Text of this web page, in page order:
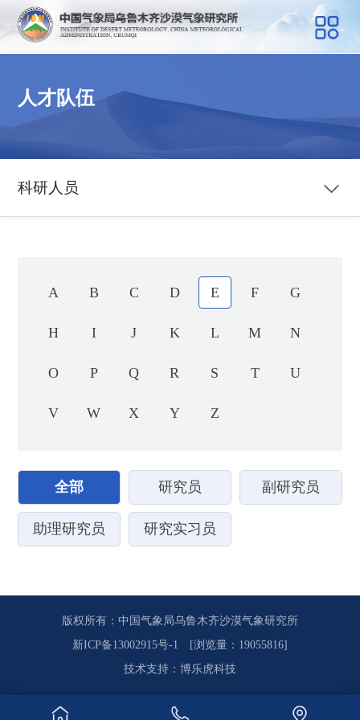
人才队伍
科研人员
A B C D E F G
H I J K L M N
O P Q R S T U
V W X Y Z
全部 研究员 副研究员
助理研究员 研究实习员
版权所有：中国气象局乌鲁木齐沙漠气象研究所
新ICP备13002915号-1 [浏览量：19055816]
技术支持 ： 博乐虎科技